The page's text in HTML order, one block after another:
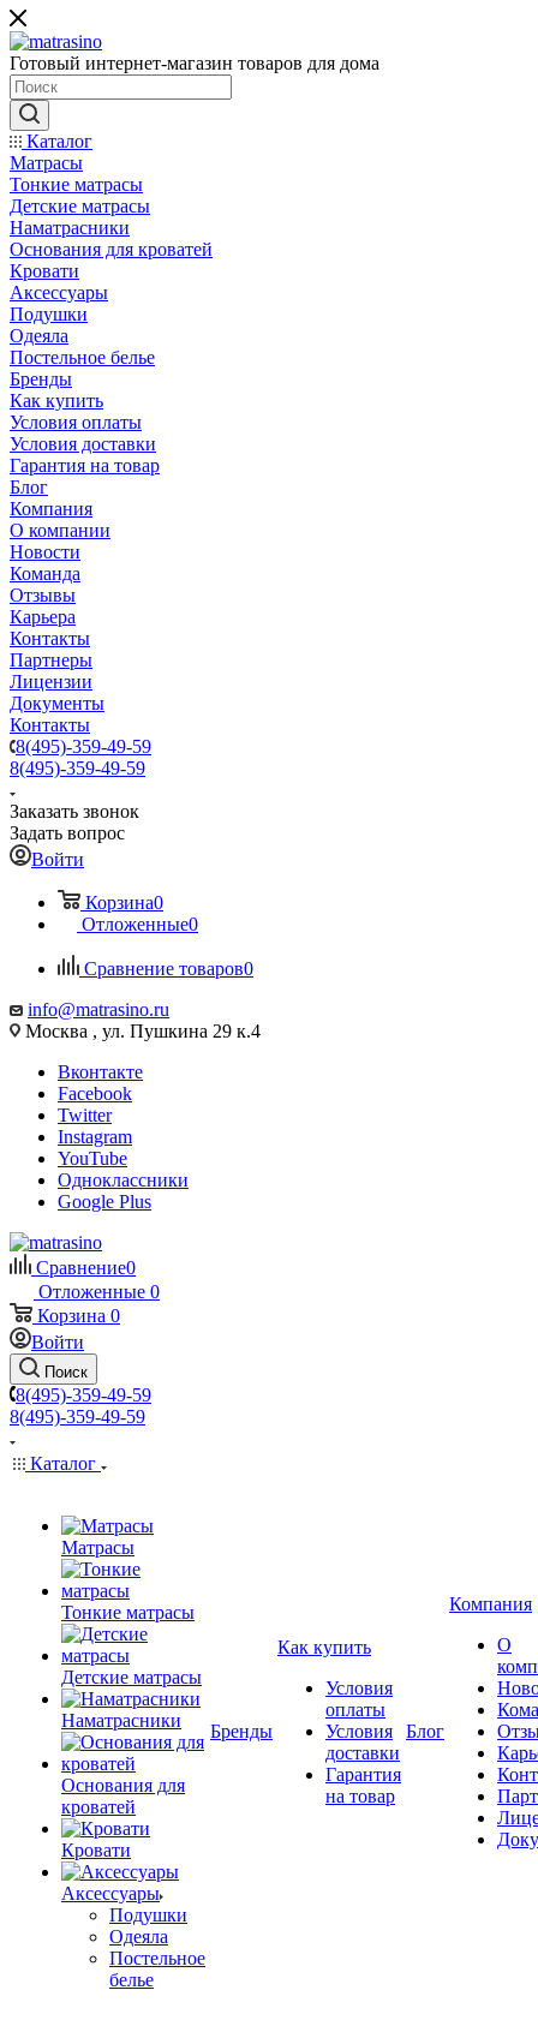
Готовый интернет-магазин товаров для дома
Каталог
Матрасы
Тонкие матрасы
Детские матрасы
Наматрасники
Основания для кроватей
Кровати
Аксессуары
Подушки
Одеяла
Постельное белье
Бренды
Как купить
Условия оплаты
Условия доставки
Гарантия на товар
Блог
Компания
О компании
Новости
Команда
Отзывы
Карьера
Контакты
Партнеры
Лицензии
Документы
Контакты
8(495)-359-49-59
8(495)-359-49-59
Заказать звонок
Задать вопрос
Войти
Корзина0
Отложенные0
Сравнение товаров0
info@matrasino.ru
Москва , ул. Пушкина 29 к.4
Вконтакте
Facebook
Twitter
Instagram
YouTube
Одноклассники
Google Plus
Сравнение0
Отложенные 0
Корзина 0
Войти
Поиск
8(495)-359-49-59
8(495)-359-49-59
Каталог
Матрасы
Тонкие матрасы
Детские матрасы
Наматрасники
Основания для
кроватей
Кровати
Аксессуары
Подушки
Одеяла
Постельное
белье
Бренды
Как купить
Условия
оплаты
Условия
доставки
Гарантия
на товар
Блог
Компания
О